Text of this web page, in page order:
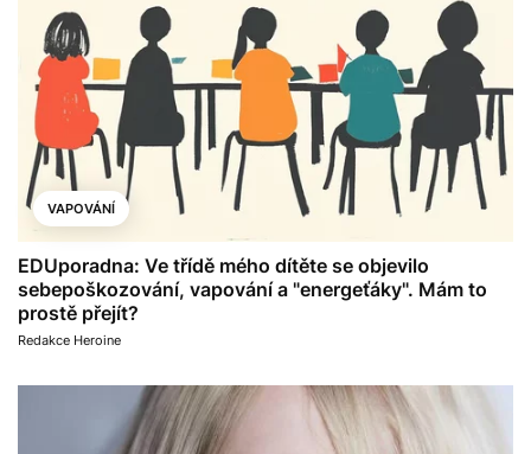
VAPOVÁNÍ
EDUporadna: Ve třídě mého dítěte se objevilo
sebepoškozování, vapování a "energeťáky". Mám to
prostě přejít?
Redakce Heroine